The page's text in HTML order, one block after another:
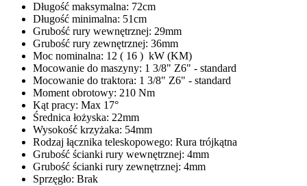
Długość maksymalna: 72cm
Długość minimalna: 51cm
Grubość rury wewnętrznej: 29mm
Grubość rury zewnętrznej: 36mm
Moc nominalna: 12 ( 16 ) kW (KM)
Mocowanie do maszyny: 1 3/8" Z6" - standard
Mocowanie do traktora: 1 3/8" Z6" - standard
Moment obrotowy: 210 Nm
Kąt pracy: Max 17°
Średnica łożyska: 22mm
Wysokość krzyżaka: 54mm
Rodzaj łącznika teleskopowego: Rura trójkątna
Grubość ścianki rury wewnętrznej: 4mm
Grubość ścianki rury zewnętrznej: 4mm
Sprzęgło: Brak